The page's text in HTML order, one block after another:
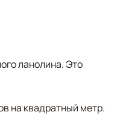
ланолина. Это
на квадратный метр.